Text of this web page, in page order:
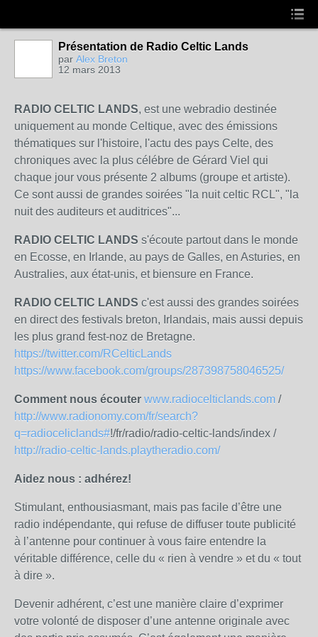
Présentation de Radio Celtic Lands
par Alex Breton
12 mars 2013
RADIO CELTIC LANDS, est une webradio destinée
uniquement au monde Celtique, avec des émissions
thématiques sur l'histoire, l'actu des pays Celte, des
chroniques avec la plus célébre de Gérard Viel qui
chaque jour vous présente 2 albums (groupe et artiste).
Ce sont aussi de grandes soirées "la nuit celtic RCL", "la
nuit des auditeurs et auditrices"...
RADIO CELTIC LANDS s'écoute partout dans le monde
en Ecosse, en Irlande, au pays de Galles, en Asturies, en
Australies, aux état-unis, et biensure en France.
RADIO CELTIC LANDS c'est aussi des grandes soirées
en direct des festivals breton, Irlandais, mais aussi depuis
les plus grand fest-noz de Bretagne.
https://twitter.com/RCelticLands
https://www.facebook.com/groups/287398758046525/
Comment nous écouter www.radiocelticlands.com /
http://www.radionomy.com/fr/search?
q=radioceliclands#!/fr/radio/radio-celtic-lands/index /
http://radio-celtic-lands.playtheradio.com/
Aidez nous : adhérez!
Stimulant, enthousiasmant, mais pas facile d’être une
radio indépendante, qui refuse de diffuser toute publicité
à l’antenne pour continuer à vous faire entendre la
véritable différence, celle du « rien à vendre » et du « tout
à dire ».
Devenir adhérent, c’est une manière claire d’exprimer
votre volonté de disposer d’une antenne originale avec